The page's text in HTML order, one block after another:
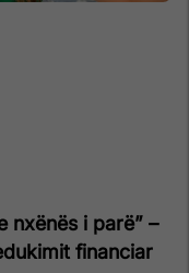
nxënës i parë” –
financiar